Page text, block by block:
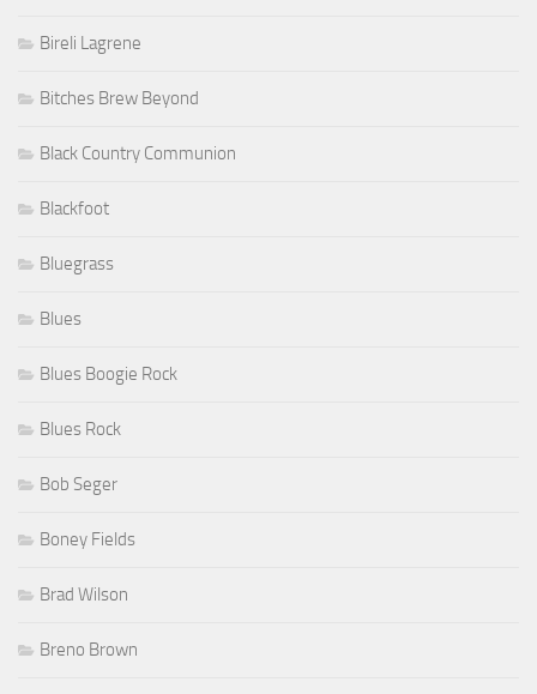
Bireli Lagrene
Bitches Brew Beyond
Black Country Communion
Blackfoot
Bluegrass
Blues
Blues Boogie Rock
Blues Rock
Bob Seger
Boney Fields
Brad Wilson
Breno Brown